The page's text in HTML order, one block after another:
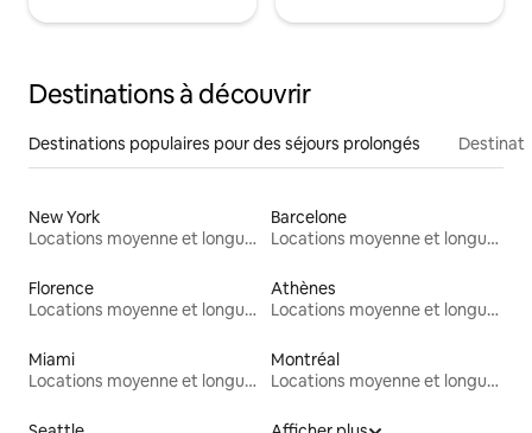
Destinations à découvrir
Destinations populaires pour des séjours prolongés
New York
Locations moyenne et longue durée
Barcelone
Locations moyenne et longue durée
Florence
Locations moyenne et longue durée
Athènes
Locations moyenne et longue durée
Miami
Locations moyenne et longue durée
Montréal
Locations moyenne et longue durée